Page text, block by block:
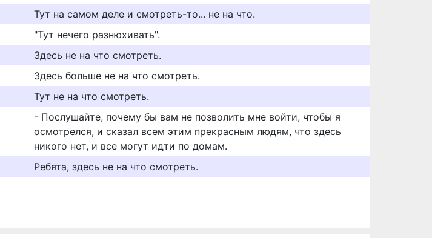
Тут на самом деле и смотреть-то... не на что.
"Тут нечего разнюхивать".
Здесь не на что смотреть.
Здесь больше не на что смотреть.
Тут не на что смотреть.
- Послушайте, почему бы вам не позволить мне войти, чтобы я
осмотрелся, и сказал всем этим прекрасным людям, что здесь
никого нет, и все могут идти по домам.
Ребята, здесь не на что смотреть.